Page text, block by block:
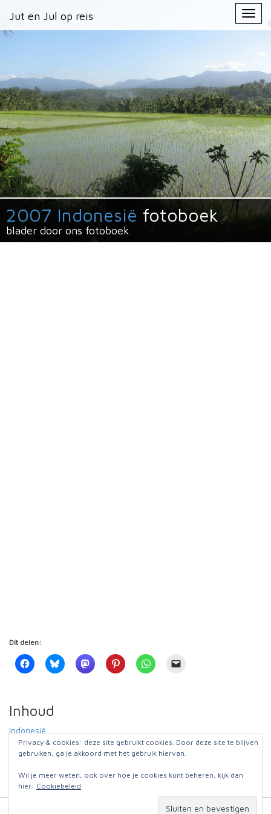
Jut en Jul op reis
Primary
Menu
Jut en Jul op reis
2007 Indonesië fotoboek
blader door ons fotoboek
Dit delen:
Inhoud
Indonesië
dag 1 en 2
fotoboek
Omniafausta grafisch ontwerp
Privacy & cookies: deze site gebruikt cookies. Door deze site te blijven
gebruiken, ga je akkoord met het gebruik hiervan.
Wil je meer weten, ook over hoe je cookies kunt beheren, kijk dan
hier: Cookiebeleid